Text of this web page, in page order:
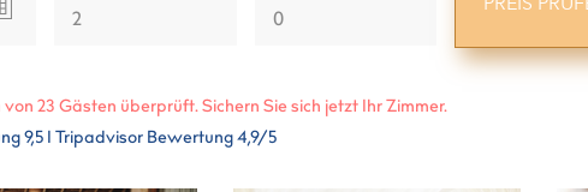
von 23 Gästen überprüft. Sichern Sie sich jetzt Ihr Zimmer.
9,5 I Tripadvisor Bewertung 4,9/5